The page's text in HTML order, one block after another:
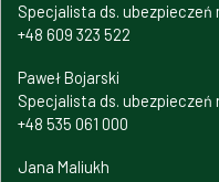
Specjalista ds. ubezpieczeń
+48 609 323 522
Paweł Bojarski
Specjalista ds. ubezpieczeń
+48 535 061 000
Jana Maliukh